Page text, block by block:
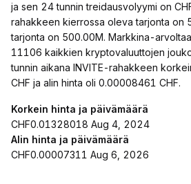
ja sen 24 tunnin treidausvolyymi on
rahakkeen kierrossa oleva tarjonta on
tarjonta on 500.00M. Markkina-
11106 kaikkien kryptovaluuttojen
tunnin aikana INVITE-rahakkeen
CHF ja alin hinta oli 0.00008461 CHF.
Korkein hinta ja päivämäärä
CHF0.01328018 Aug 4, 2024
Alin hinta ja päivämäärä
CHF0.00007311 Aug 6, 2026